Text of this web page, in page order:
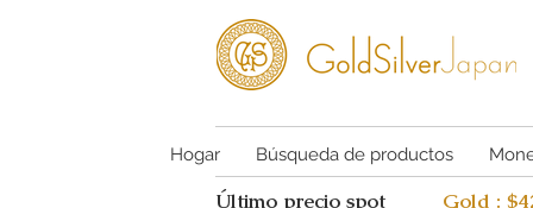
Hogar Búsqueda de productos
Último precio spot
Gold :